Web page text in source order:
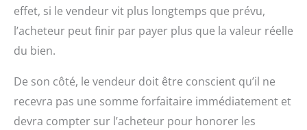
effet, si le vendeur vit plus longtemps que prévu,
l’acheteur peut finir par payer plus que la valeur réelle
du bien.
De son côté, le vendeur doit être conscient qu’il ne
recevra pas une somme forfaitaire immédiatement et
devra compter sur l’acheteur pour honorer les